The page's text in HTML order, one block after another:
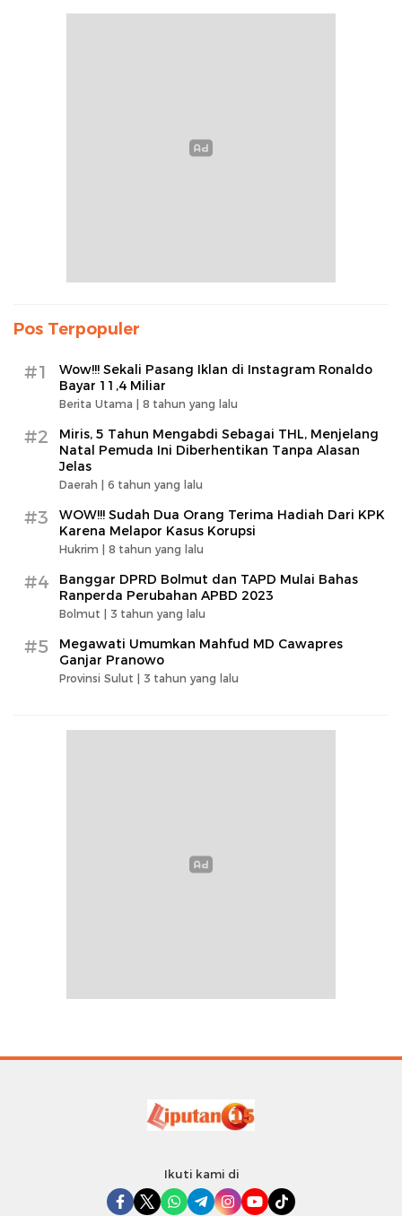
Pos Terpopuler
#1
Wow!!! Sekali Pasang Iklan di Instagram Ronaldo
Bayar 11,4 Miliar
Berita Utama | 8 tahun yang lalu
#2
Miris, 5 Tahun Mengabdi Sebagai THL, Menjelang
Natal Pemuda Ini Diberhentikan Tanpa Alasan
Jelas
Daerah | 6 tahun yang lalu
#3
WOW!!! Sudah Dua Orang Terima Hadiah Dari KPK
Karena Melapor Kasus Korupsi
Hukrim | 8 tahun yang lalu
#4
Banggar DPRD Bolmut dan TAPD Mulai Bahas
Ranperda Perubahan APBD 2023
Bolmut | 3 tahun yang lalu
#5
Megawati Umumkan Mahfud MD Cawapres
Ganjar Pranowo
Provinsi Sulut | 3 tahun yang lalu
Ikuti kami di